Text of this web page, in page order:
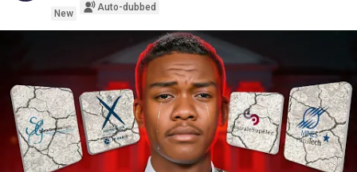
New
Auto-dubbed